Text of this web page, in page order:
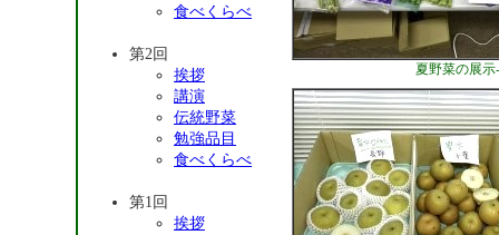
食べくらべ
第2回
挨拶
講演
伝統野菜
勉強品目
食べくらべ
第1回
挨拶
夏野菜の展示